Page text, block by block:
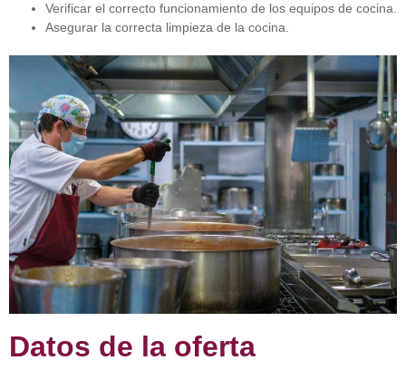
Verificar el correcto funcionamiento de los equipos de cocina.
Asegurar la correcta limpieza de la cocina.
Datos de la oferta